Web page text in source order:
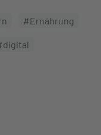
#Ernährung